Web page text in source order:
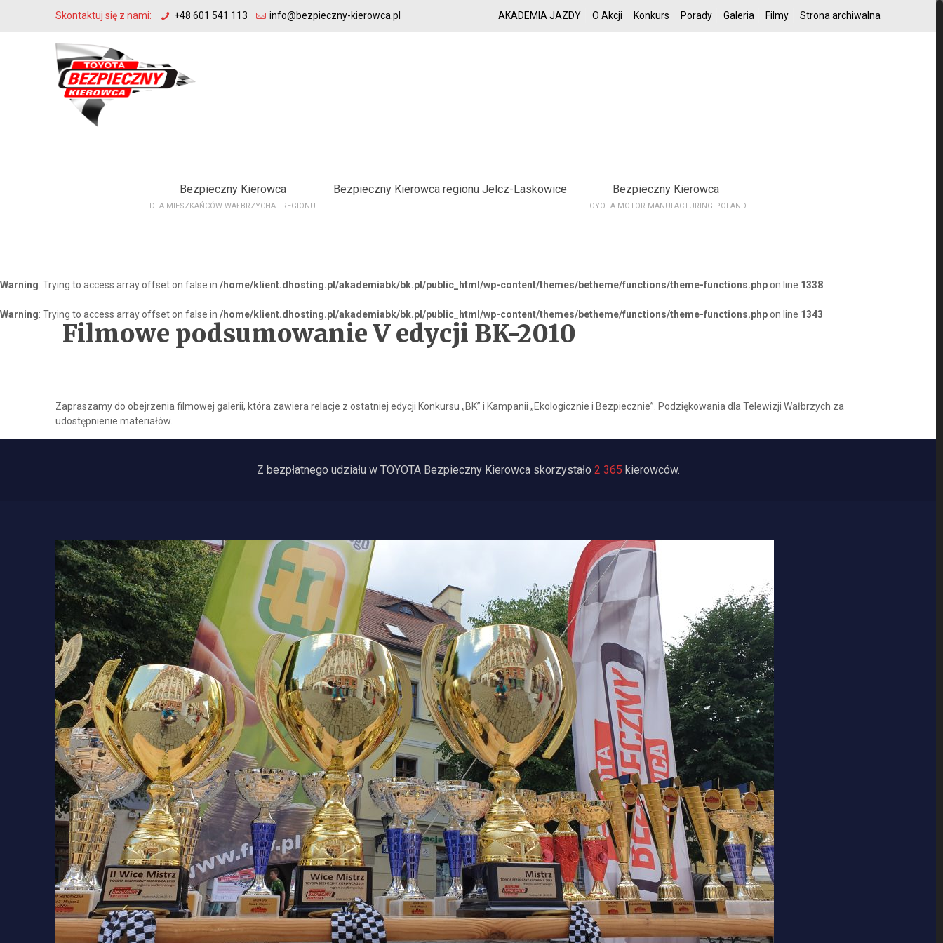
Skontaktuj się z nami: +48 601 541 113 info@bezpieczny-kierowca.pl AKADEMIA JAZDY O Akcji Konkurs Porady Galeria Filmy Strona archiwalna
Bezpieczny Kierowca
DLA MIESZKAŃCÓW WAŁBRZYCHA I REGIONU
Bezpieczny Kierowca regionu Jelcz-Laskowice Bezpieczny Kierowca
TOYOTA MOTOR MANUFACTURING POLAND
Warning: Trying to access array offset on false in /home/klient.dhosting.pl/akademiabk/bk.pl/public_html/wp-content/themes/betheme/functions/theme-functions.phpon line 1338
Warning: Trying to access array offset on false in /home/klient.dhosting.pl/akademiabk/bk.pl/public_html/wp-content/themes/betheme/functions/theme-functions.phpon line 1343
Filmowe podsumowanie V edycji BK-2010
Zapraszamy do obejrzenia filmowej galerii, która zawiera relacje z ostatniej edycji Konkursu „BK” i Kampanii „Ekologicznie i Bezpiecznie”. Podziękowania dla Telewizji Wałbrzych za
udostępnienie materiałów.
Z bezpłatnego udziału w TOYOTA Bezpieczny Kierowca skorzystało 2 365 kierowców.